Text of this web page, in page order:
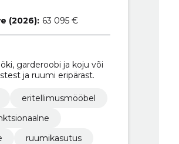
(2026): 63 095 €
garderoobi ja koju või
ja ruumi eripärast.
eritellimusmööbel
ruumikasutus